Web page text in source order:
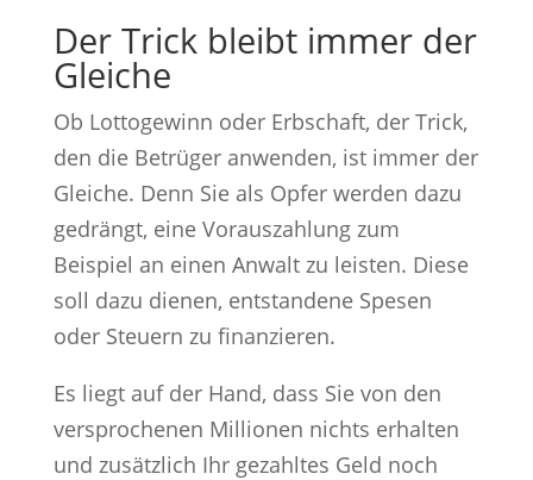
Der Trick bleibt immer der
Gleiche
Ob Lottogewinn oder Erbschaft, der Trick,
den die Betrüger anwenden, ist immer der
Gleiche. Denn Sie als Opfer werden dazu
gedrängt, eine Vorauszahlung zum
Beispiel an einen Anwalt zu leisten. Diese
soll dazu dienen, entstandene Spesen
oder Steuern zu finanzieren.
Es liegt auf der Hand, dass Sie von den
versprochenen Millionen nichts erhalten
und zusätzlich Ihr gezahltes Geld noch